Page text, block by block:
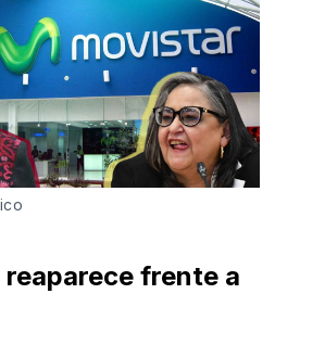
reaparece frente a